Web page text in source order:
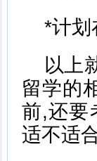
*计划
以上
留学的
前,还要
适不适